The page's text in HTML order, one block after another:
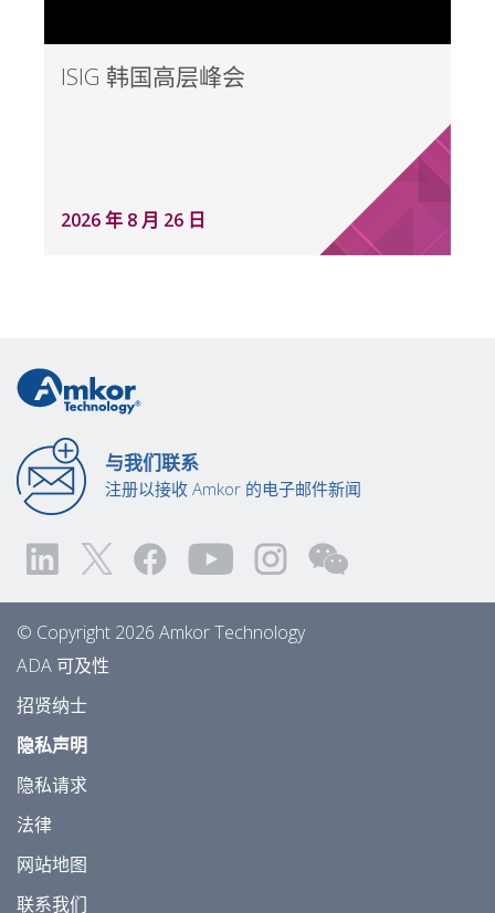
ISIG 韩国高层峰会
2026 年 8 月 26 日
与我们联系
注册以接收 Amkor 的电子邮件新闻
© Copyright 2026 Amkor Technology
ADA 可及性
招贤纳士
隐私声明
隐私请求
法律
网站地图
联系我们